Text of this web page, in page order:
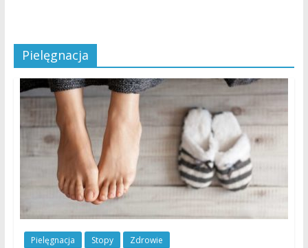
Pielęgnacja
Pielęgnacja Stopy Zdrowie